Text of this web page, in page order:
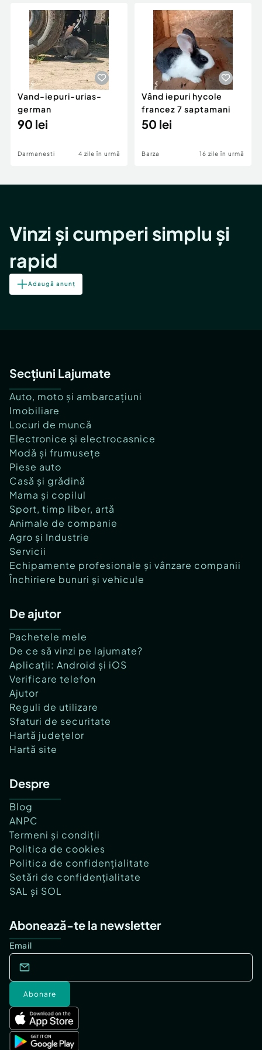
Servicii
Animale de companie
Afaceri și echipamente profesionale
Inchiriere Bunuri si Vehicule
Utilaje agricole si industriale
Piese auto si accesorii
Dacia Duster
Vand-iepuri-urias-
german
90 lei
Darmanesti 4 zile în urmă
Vând iepuri hycole
francez 7 saptamani
50 lei
Barza 16 zile în urmă
Vinzi și cumperi simplu și
rapid
Adaugă anunț
Secțiuni Lajumate
Auto, moto și ambarcațiuni
Imobiliare
Locuri de muncă
Electronice și electrocasnice
Modă și frumusețe
Piese auto
Casă și grădină
Mama și copilul
Sport, timp liber, artă
Animale de companie
Agro și Industrie
Servicii
Echipamente profesionale și vânzare companii
Închiriere bunuri și vehicule
De ajutor
Pachetele mele
De ce să vinzi pe lajumate?
Aplicații: Android și iOS
Verificare telefon
Ajutor
Reguli de utilizare
Sfaturi de securitate
Hartă județelor
Hartă site
Despre
Blog
ANPC
Termeni și condiții
Politica de cookies
Politica de confidențialitate
Setări de confidențialitate
SAL și SOL
Abonează-te la newsletter
Email
Abonare